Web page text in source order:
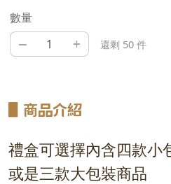
數量
– + 還剩 50 件
商品介紹
禮盒可選擇內含四款小
或是三款大包裝商品